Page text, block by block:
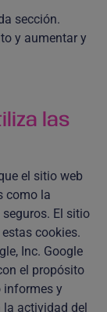
sección.
y aumentar y
las
el sitio web
como la
El sitio
cookies.
Inc. Google
el propósito
informes y
actividad del